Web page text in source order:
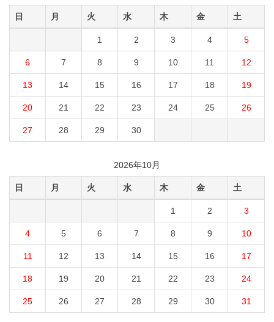
日 月 火 水 木 金 土
1 2 3 4 5
6 7 8 9 10 11 12
13 14 15 16 17 18 19
20 21 22 23 24 25 26
27 28 29 30
2026年10月
日 月 火 水 木 金 土
1 2 3
4 5 6 7 8 9 10
11 12 13 14 15 16 17
18 19 20 21 22 23 24
25 26 27 28 29 30 31